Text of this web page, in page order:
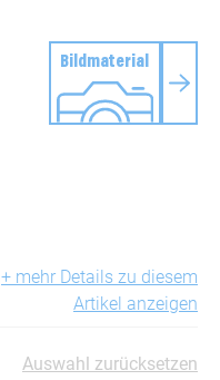
Bildmaterial
+ mehr Details zu diesem
Artikel anzeigen
Auswahl zurücksetzen